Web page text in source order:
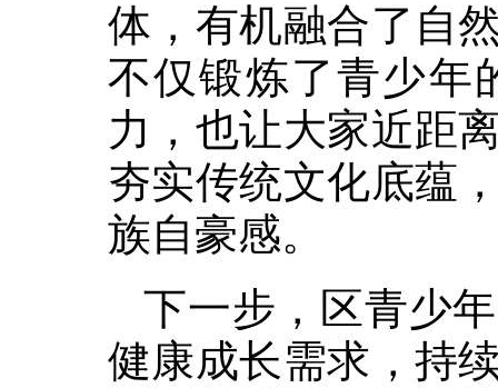
体，有机融合了自
不仅锻炼了青少年
力，也让大家近距
夯实传统文化底蕴
族自豪感。
下一步，区青少
健康成长需求，持